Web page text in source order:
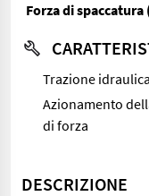
Forza di spaccatura
Trazione idraulica
Azionamento
di forza
DESCRIZIONE